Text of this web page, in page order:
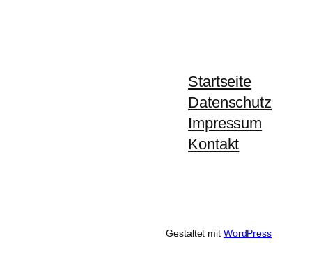
Startseite
Datenschutz
Impressum
Kontakt
Gestaltet mit WordPress